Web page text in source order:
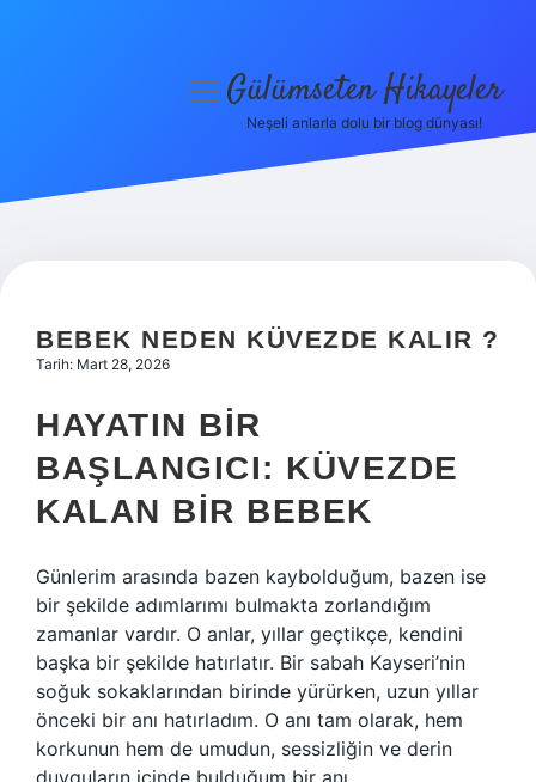
Hakkımızda
menüyüGülümseten Hikayeler
Neşeli anlarla dolu bir blog dünyası!
BEBEK NEDEN KÜVEZDE KALIR ?
Tarih: Mart 28, 2026
HAYATIN BIR
BAŞLANGICI: KÜVEZDE
KALAN BIR BEBEK
Günlerim arasında bazen kaybolduğum, bazen ise
bir şekilde adımlarımı bulmakta zorlandığım
zamanlar vardır. O anlar, yıllar geçtikçe, kendini
başka bir şekilde hatırlatır. Bir sabah Kayseri’nin
soğuk sokaklarından birinde yürürken, uzun yıllar
önceki bir anı hatırladım. O anı tam olarak, hem
korkunun hem de umudun, sessizliğin ve derin
duyguların içinde bulduğum bir anı.